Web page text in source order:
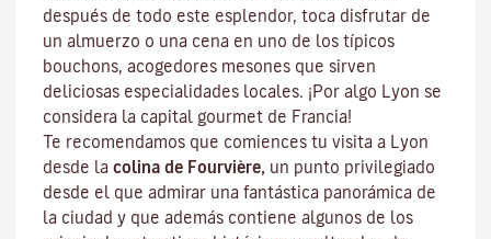
después de todo este esplendor, toca disfrutar de
un almuerzo o una cena en uno de los típicos
bouchons, acogedores mesones que sirven
deliciosas especialidades locales. ¡Por algo Lyon se
considera la capital gourmet de Francia!
Te recomendamos que comiences tu visita a Lyon
desde la colina de Fourvière, un punto privilegiado
desde el que admirar una fantástica panorámica de
la ciudad y que además contiene algunos de los